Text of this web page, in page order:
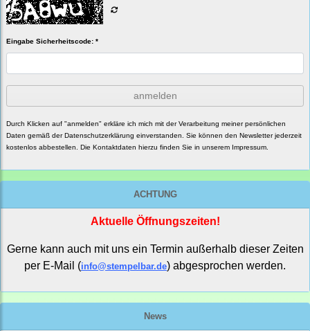
Eingabe Sicherheitscode: *
anmelden
Durch Klicken auf "anmelden" erkläre ich mich mit der Verarbeitung meiner persönlichen
Daten gemäß der Datenschutzerklärung einverstanden. Sie können den Newsletter jederzeit
kostenlos abbestellen. Die Kontaktdaten hierzu finden Sie in unserem Impressum.
ACHTUNG
Aktuelle Öffnungszeiten!
Gerne kann auch mit uns ein Termin außerhalb dieser Zeiten
per E-Mail (info@stempelbar.de) abgesprochen werden.
News